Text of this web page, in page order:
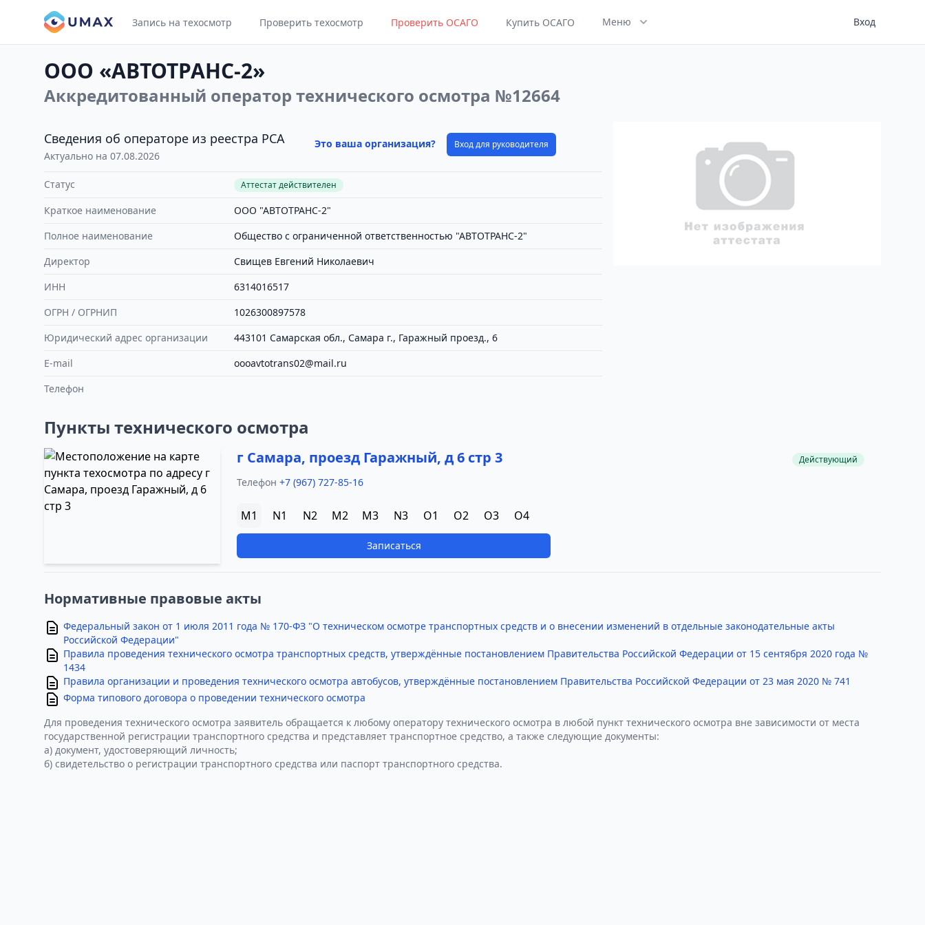
Запись на техосмотр Проверить техосмотр Проверить ОСАГО Купить ОСАГО Меню Вход
ООО «АВТОТРАНС-2»
Аккредитованный оператор технического осмотра №12664
Сведения об операторе из реестра РСА
Актуально на 07.08.2026
Это ваша организация? Вход для руководителя
Статус Аттестат действителен
Краткое наименование
ООО "АВТОТРАНС-2"
Полное наименование
Общество с ограниченной ответственностью "АВТОТРАНС-2"
Директор
Свищев Евгений Николаевич
ИНН
6314016517
ОГРН / ОГРНИП
1026300897578
Юридический адрес организации
443101 Самарская обл., Самара г., Гаражный проезд., 6
E-mail
oooavtotrans02@mail.ru
Телефон
Пункты технического осмотра
г Самара, проезд Гаражный, д 6 стр 3 Действующий
Телефон +7 (967) 727-85-16
M1 N1 N2 M2 M3 N3 O1 O2 O3 O4
Записаться
Нормативные правовые акты
Федеральный закон от 1 июля 2011 года № 170-ФЗ "О техническом осмотре транспортных средств и о внесении изменений в отдельные законодательные акты
Российской Федерации"
Правила проведения технического осмотра транспортных средств, утверждённые постановлением Правительства Российской Федерации от 15 сентября 2020 года №
1434
Правила организации и проведения технического осмотра автобусов, утверждённые постановлением Правительства Российской Федерации от 23 мая 2020 № 741
Форма типового договора о проведении технического осмотра
Для проведения технического осмотра заявитель обращается к любому оператору технического осмотра в любой пункт технического осмотра вне зависимости от места
государственной регистрации транспортного средства и представляет транспортное средство, а также следующие документы:
а) документ, удостоверяющий личность;
б) свидетельство о регистрации транспортного средства или паспорт транспортного средства.